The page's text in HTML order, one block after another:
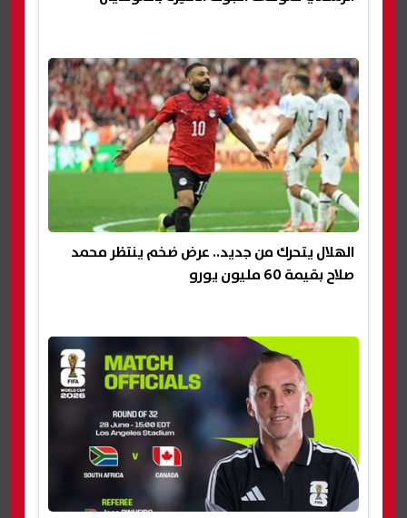
الهلال يتحرك من جديد.. عرض ضخم ينتظر محمد
صلاح بقيمة 60 مليون يورو